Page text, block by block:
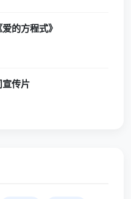
的方程式》
宣传片